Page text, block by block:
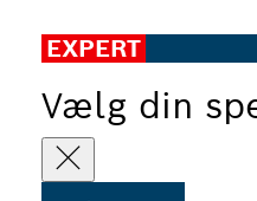
EXPERT
Vælg din